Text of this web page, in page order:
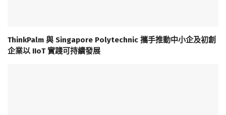
ThinkPalm 與 Singapore Polytechnic 攜手推動中小企及初創
企業以 IIoT 實踐可持續發展